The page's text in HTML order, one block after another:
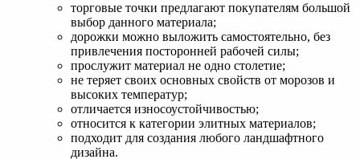
торговые точки предлагают покупателям большой
выбор данного материала;
дорожки можно выложить самостоятельно, без
привлечения посторонней рабочей силы;
прослужит материал не одно столетие;
не теряет своих основных свойств от морозов и
высоких температур;
отличается износоустойчивостью;
относится к категории элитных материалов;
подходит для создания любого ландшафтного
дизайна.